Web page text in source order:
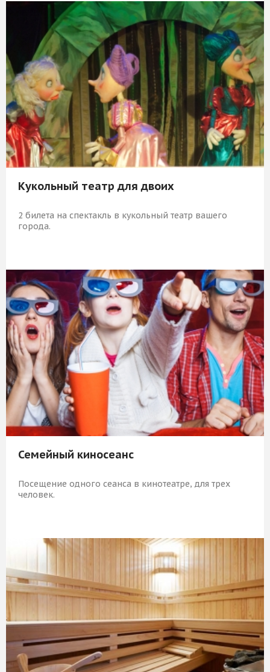
1 749 Р КУПИТЬ
Кукольный театр для двоих
2 билета на спектакль в кукольный театр вашего
города.
1 509 Р КУПИТЬ
Семейный киносеанс
Посещение одного сеанса в кинотеатре, для трех
человек.
1 509 Р КУПИТЬ